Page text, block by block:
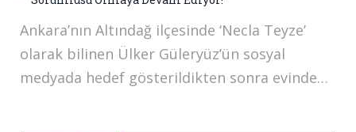
Ankara’nın Altındağ ilçesinde ‘Necla Teyze’
olarak bilinen Ülker Güleryüz’ün sosyal
medyada hedef gösterildikten sonra evinde…